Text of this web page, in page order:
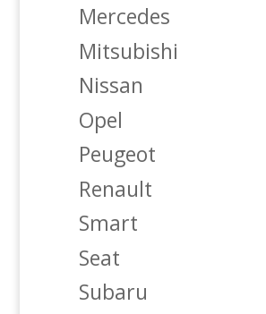
Mercedes
Mitsubishi
Nissan
Opel
Peugeot
Renault
Smart
Seat
Subaru